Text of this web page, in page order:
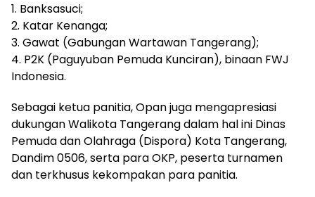
1. Banksasuci;
2. Katar Kenanga;
3. Gawat (Gabungan Wartawan Tangerang);
4. P2K (Paguyuban Pemuda Kunciran), binaan FWJ
Indonesia.
Sebagai ketua panitia, Opan juga mengapresiasi
dukungan Walikota Tangerang dalam hal ini Dinas
Pemuda dan Olahraga (Dispora) Kota Tangerang,
Dandim 0506, serta para OKP, peserta turnamen
dan terkhusus kekompakan para panitia.